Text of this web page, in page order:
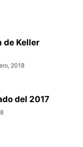
de Keller
2018
del 2017